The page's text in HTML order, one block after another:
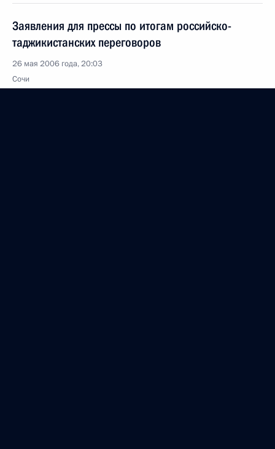
Заявления для прессы по итогам российско-
таджикистанских переговоров
26 мая 2006 года, 20:03
Сочи